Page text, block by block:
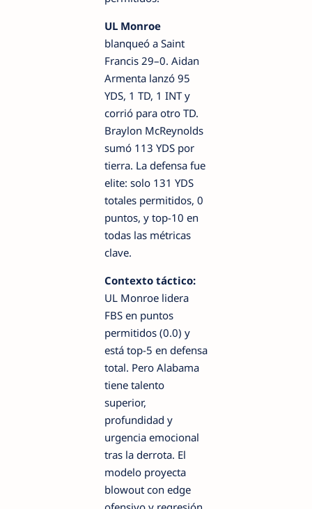
UL Monroe
blanqueó a Saint
Francis 29–0. Aidan
Armenta lanzó 95
YDS, 1 TD, 1 INT y
corrió para otro TD.
Braylon McReynolds
sumó 113 YDS por
tierra. La defensa fue
elite: solo 131 YDS
totales permitidos, 0
puntos, y top-10 en
todas las métricas
clave.
Contexto táctico:
UL Monroe lidera
FBS en puntos
permitidos (0.0) y
está top-5 en defensa
total. Pero Alabama
tiene talento
superior,
profundidad y
urgencia emocional
tras la derrota. El
modelo proyecta
blowout con edge